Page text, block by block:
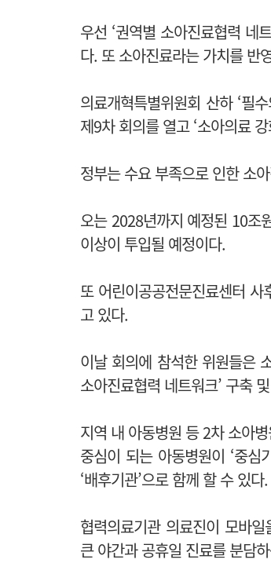
우선 ‘권역별 소아진료협력 네
다. 또 소아진료라는 가치를 반
의료개혁특별위원회 산하 ‘필
제9차 회의를 열고 ‘소아의료
정부는 수요 부족으로 인한 소
오는 2028년까지 예정된 10조
이상이 투입될 예정이다.
또 어린이공공전문진료센터
고 있다.
이날 회의에 참석한 위원들은
소아진료협력 네트워크’ 구축
지역 내 아동병원 등 2차 소아
중심이 되는 아동병원이 ‘중심
‘배후기관’으로 함께 할 수 있다.
협력의료기관 의료진이 모바
큰 야간과 공휴일 진료를 분담